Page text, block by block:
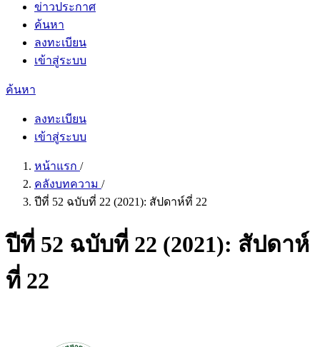
ข่าวประกาศ
ค้นหา
ลงทะเบียน
เข้าสู่ระบบ
ค้นหา
ลงทะเบียน
เข้าสู่ระบบ
หน้าแรก /
คลังบทความ /
ปีที่ 52 ฉบับที่ 22 (2021): สัปดาห์ที่ 22
ปีที่ 52 ฉบับที่ 22 (2021): สัปดาห์
ที่ 22